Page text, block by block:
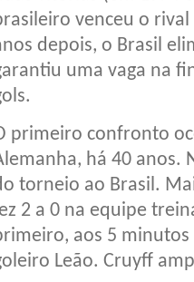
venceu o
depois, o Brasil
uma vaga na
primeiro confronto
há 40 anos.
torneio ao Brasil.
2 a 0 na equipe
aos 5
Leão. Cruyff